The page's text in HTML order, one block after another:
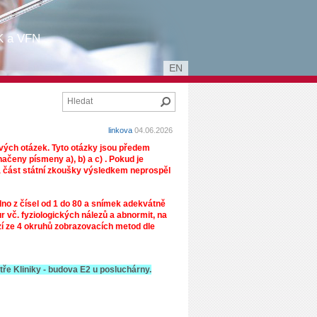
a VFN
EN
linkova 04.06.2026
otázek. Tyto otázky jsou předem
písmeny a), b) a c) . Pokud je
státní zkoušky výsledkem neprospěl
z čísel od 1 do 80 a snímek adekvátně
vč. fyziologických nálezů a abnormit, na
4 okruhů zobrazovacích metod dle
Kliniky - budova E2 u posluchárny.